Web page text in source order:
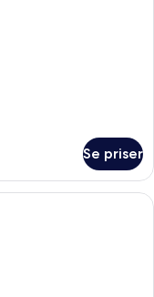
Se priser
med en stor seng,